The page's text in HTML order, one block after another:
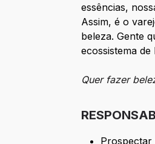
essências,
Assim, é o
beleza. Gente
ecossistema
Quer fazer
Prospectar